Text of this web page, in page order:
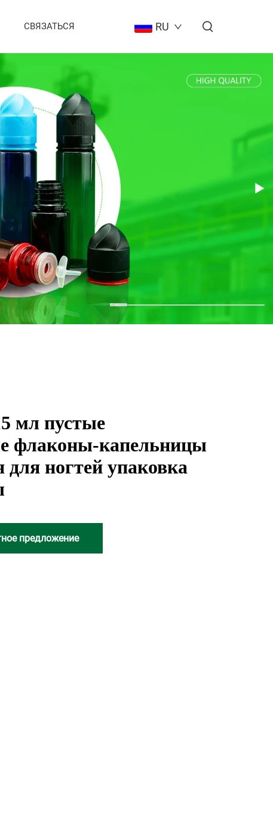
СВЯЗАТЬСЯ RU
мл пустые
флаконы-капельницы
ногтей упаковка
предложение